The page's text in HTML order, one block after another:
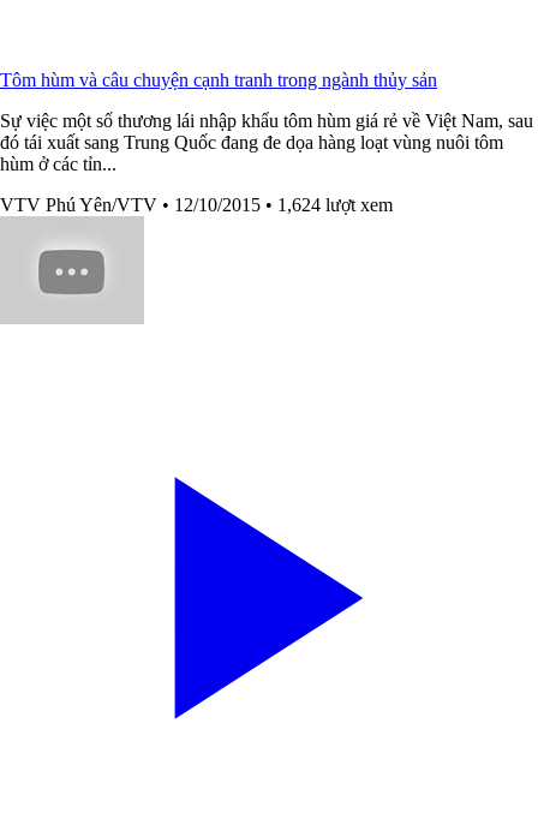
Tôm hùm và câu chuyện cạnh tranh trong ngành thủy sản
Sự việc một số thương lái nhập khẩu tôm hùm giá rẻ về Việt Nam, sau
đó tái xuất sang Trung Quốc đang đe dọa hàng loạt vùng nuôi tôm
hùm ở các tỉn...
VTV Phú Yên/VTV • 12/10/2015 • 1,624 lượt xem